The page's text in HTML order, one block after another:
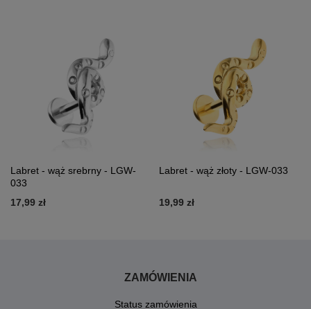
Labret - wąż srebrny - LGW-
033
17,99 zł
Labret - wąż złoty - LGW-033
19,99 zł
ZAMÓWIENIA
Status zamówienia